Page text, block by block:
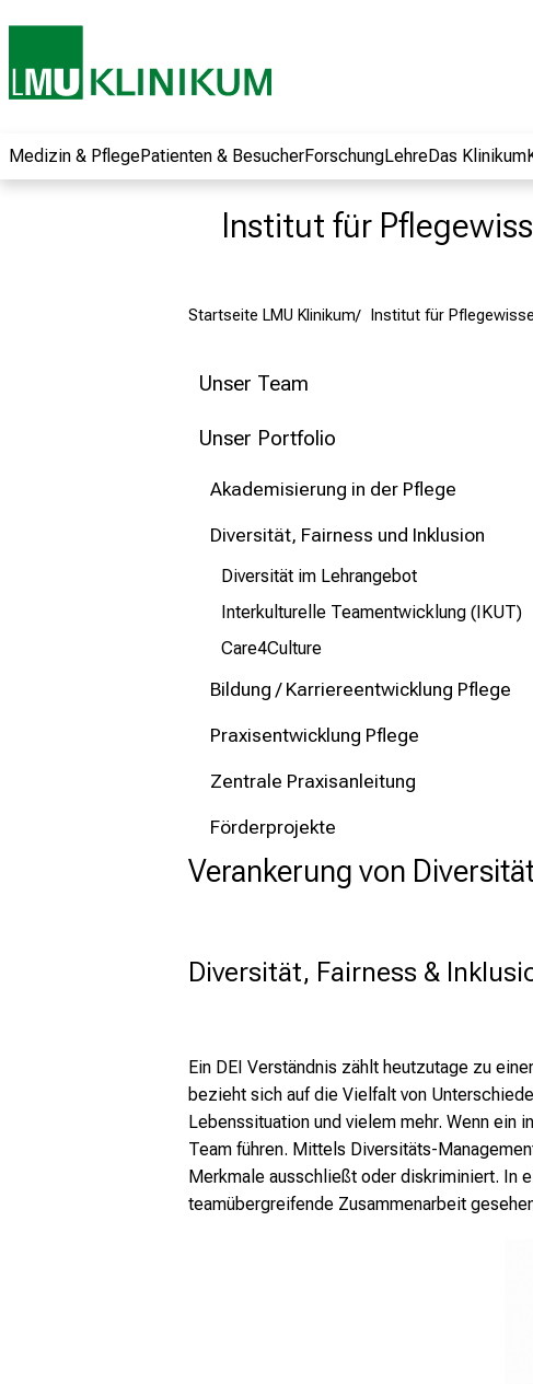
Medizin & PflegePatienten & BesucherForschungLehreDas Klinikum
Institut für
Startseite LMU Klinikum Institut für
Unser Team
Unser Portfolio
Akademisierung in der Pflege
Diversität, Fairness und Inklusion
Diversität im Lehrangebot
Interkulturelle Teamentwicklung (IKUT)
Care4Culture
Bildung / Karriereentwicklung Pflege
Praxisentwicklung Pflege
Zentrale Praxisanleitung
Förderprojekte
Verankerung von
Diversität, Fairness &
Ein DEI Verständnis zählt heutzutage zu
bezieht sich auf die Vielfalt von
Lebenssituation und vielem mehr. Wenn ein
Team führen. Mittels Diversitäts-
Merkmale ausschließt oder diskriminiert. In
teamübergreifende Zusammenarbeit
Informationen zu
Jobs, Ausbildungen
Weiterbildungen.
Kommen Sie
begeistern – ganz
ohne Anmeldung.
mehr Informationen